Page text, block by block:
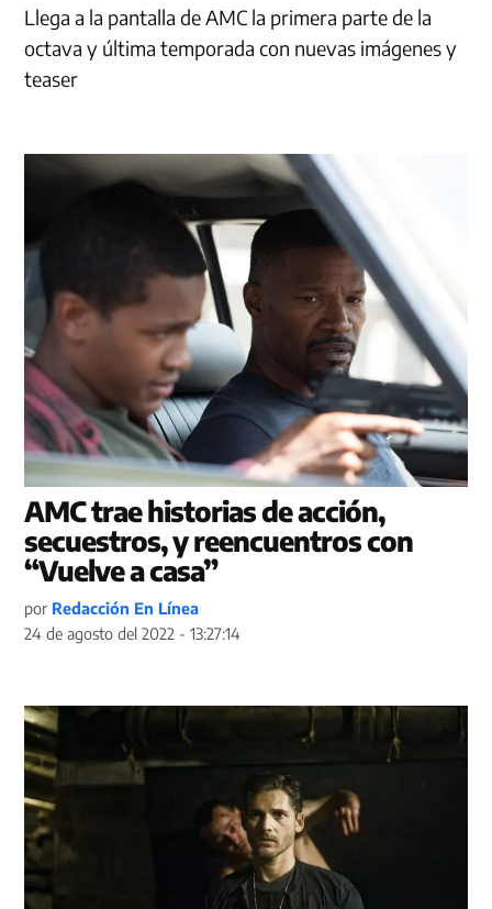
Llega a la pantalla de AMC la primera parte de la
octava y última temporada con nuevas imágenes y
teaser
AMC trae historias de acción,
secuestros, y reencuentros con
“Vuelve a casa”
por Redacción En Línea
24 de agosto del 2022 - 13:27:14